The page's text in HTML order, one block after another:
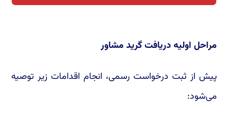
مراحل اولیه دریافت گرید مشاور
پیش از ثبت درخواست رسمی، انجام اقدامات زیر توصیه
می‌شود: